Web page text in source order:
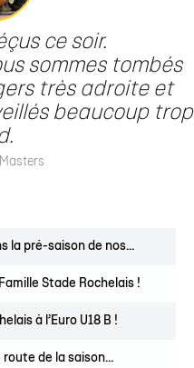
ce soir.
sommes tombés
très adroite et
beaucoup trop
la pré-saison de nos...
Stade Rochelais !
à l’Euro U18 B !
de la saison...